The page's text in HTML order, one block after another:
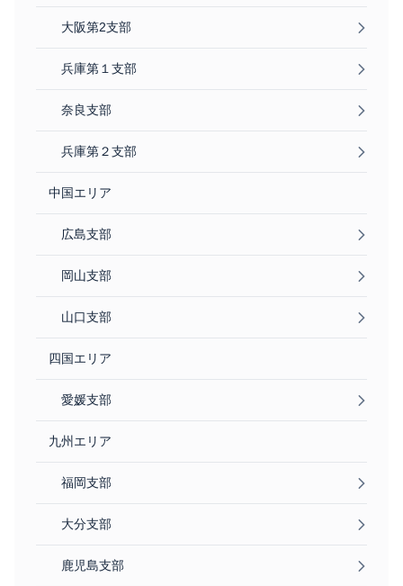
大阪第2支部
兵庫第１支部
奈良支部
兵庫第２支部
中国エリア
広島支部
岡山支部
山口支部
四国エリア
愛媛支部
九州エリア
福岡支部
大分支部
鹿児島支部